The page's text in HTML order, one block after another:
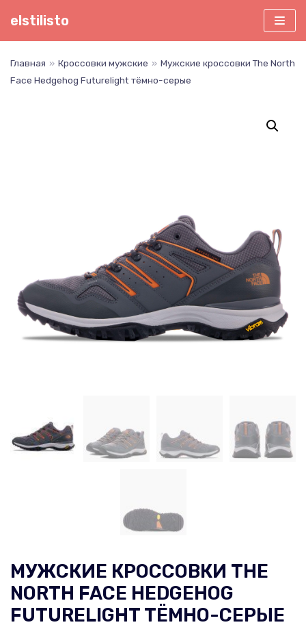
Перейти
elstilisto
Главная » Кроссовки мужские » Мужские кроссовки The North
Face Hedgehog Futurelight тёмно-серые
МУЖСКИЕ КРОССОВКИ THE
NORTH FACE HEDGEHOG
FUTURELIGHT ТЁМНО-СЕРЫЕ